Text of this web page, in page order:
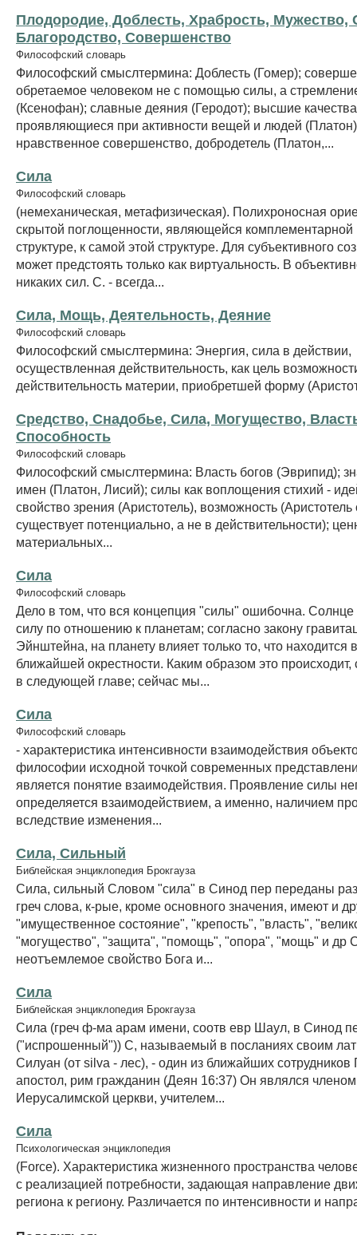
Плодородие, Доблесть, Храбрость, Мужество,
Благородство, Совершенство
Философский словарь
Философский смыслтермина: Доблесть (Гомер);
обретаемое человеком не с помощью силы, а
(Ксенофан); славные деяния (Геродот); высшие
проявляющиеся при активности вещей и людей
нравственное совершенство, добродетель (Платон,...
Сила
Философский словарь
(немеханическая, метафизическая). Полихроносная
скрытой поглощенности, являющейся комплементарной
структуре, к самой этой структуре. Для субъективного
может предстоять только как виртуальность. В
никаких сил. С. - всегда...
Сила, Мощь, Деятельность, Деяние
Философский словарь
Философский смыслтермина: Энергия, сила в действии,
осуществленная действительность, как цель
действительность материи, приобретшей форму
Средство, Снадобье, Сила, Могущество,
Способность
Философский словарь
Философский смыслтермина: Власть богов (Эврипид);
имен (Платон, Лисий); силы как воплощения стихий -
свойство зрения (Аристотель), возможность (Аристотель
существует потенциально, а не в действительности);
материальных...
Сила
Философский словарь
Дело в том, что вся концепция "силы" ошибочна. Солнце
силу по отношению к планетам; согласно закону
Эйнштейна, на планету влияет только то, что находится
ближайшей окрестности. Каким образом это происходит,
в следующей главе; сейчас мы...
Сила
Философский словарь
- характеристика интенсивности взаимодействия
философии исходной точкой современных
является понятие взаимодействия. Проявление силы
определяется взаимодействием, а именно, наличием
вследствие изменения...
Сила, Сильный
Библейская энциклопедия Брокгауза
Сила, сильный Словом "сила" в Синод пер переданы
греч слова, к-рые, кроме основного значения, имеют и
"имущественное состояние", "крепость", "власть",
"могущество", "защита", "помощь", "опора", "мощь" и др
неотъемлемое свойство Бога и...
Сила
Библейская энциклопедия Брокгауза
Сила (греч ф-ма арам имени, соотв евр Шаул, в Синод
("испрошенный")) С, называемый в посланиях своим
Силуан (от silva - лес), - один из ближайших сотрудников
апостол, рим гражданин (Деян 16:37) Он являлся членом
Иерусалимской церкви, учителем...
Сила
Психологическая энциклопедия
(Force). Характеристика жизненного пространства
с реализацией потребности, задающая направление
региона к региону. Различается по интенсивности и